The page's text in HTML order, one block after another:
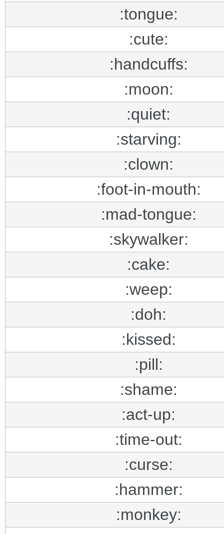
:tongue:
:cute:
:handcuffs:
:moon:
:quiet:
:starving:
:clown:
:foot-in-mouth:
:mad-tongue:
:skywalker:
:cake:
:weep:
:doh:
:kissed:
:pill:
:shame:
:act-up:
:time-out:
:curse:
:hammer:
:monkey: